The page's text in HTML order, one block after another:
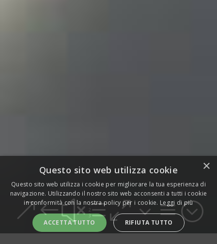
&#xe03a;
×
Questo sito web utilizza cookie
Questo sito web utilizza i cookie per migliorare la tua esperienza di
navigazione. Utilizzando il nostro sito web acconsenti a tutti i cookie
in conformità con la nostra policy per i cookie. Leggi di più
ACCETTA TUTTO RIFIUTA TUTTO